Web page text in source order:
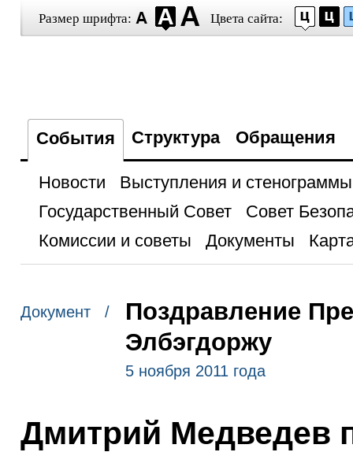
Размер шрифта: Цвета сайта:
События Структура Обращения
Новости
Выступления и стенограммы
Государственный Совет
Совет
Комиссии и советы
Документы
Документ /
Поздравление
Элбэгдоржу
5 ноября 2011 года
Дмитрий Медведев